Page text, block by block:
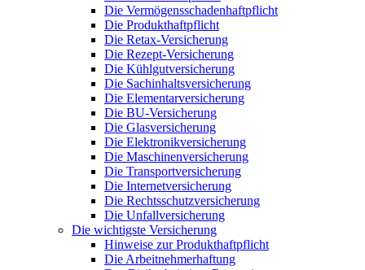
Die Vermögensschadenhaftpflicht
Die Produkthaftpflicht
Die Retax-Versicherung
Die Rezept-Versicherung
Die Kühlgutversicherung
Die Sachinhaltsversicherung
Die Elementarversicherung
Die BU-Versicherung
Die Glasversicherung
Die Elektronikversicherung
Die Maschinenversicherung
Die Transportversicherung
Die Internetversicherung
Die Rechtsschutzversicherung
Die Unfallversicherung
Die wichtigste Versicherung
Hinweise zur Produkthaftpflicht
Die Arbeitnehmerhaftung